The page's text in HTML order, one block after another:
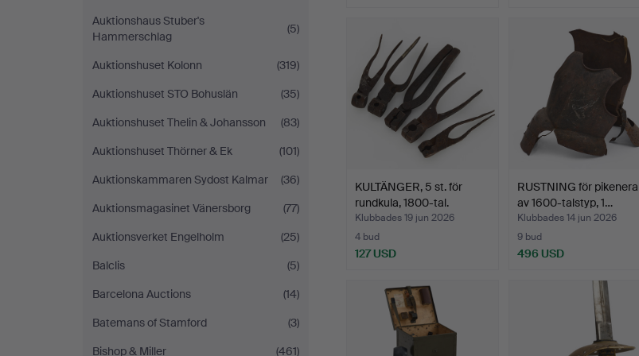
Auktionshaus Stuber's
Hammerschlag
(5)
Auktionshuset Kolonn
(319)
Auktionshuset STO Bohuslän
(35)
Auktionshuset Thelin & Johansson
(83)
Auktionshuset Thörner & Ek
(101)
Auktionskammaren Sydost Kalmar
(36)
Auktionsmagasinet Vänersborg
(77)
Auktionsverket Engelholm
(25)
Balclis
(5)
Barcelona Auctions
(14)
Batemans of Stamford
(3)
Bishop & Miller
(461)
KULTÄNGER, 5 st. för
rundkula, 1800-tal.
Klubbades 19 jun 2026
4 bud
127 USD
RUSTNING för
av 1600-talstyp, 1…
Klubbades 14 jun 2026
9 bud
496 USD